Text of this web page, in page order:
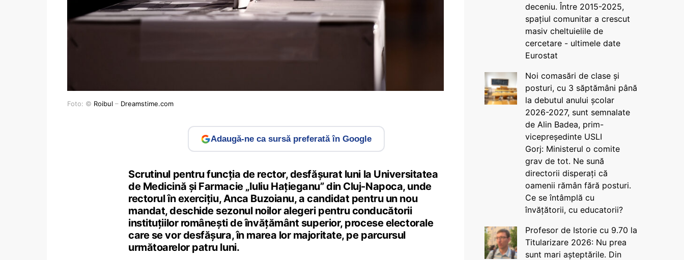
Foto: © Roibul – Dreamstime.com
Adaugă-ne ca sursă preferată în Google
Scrutinul pentru funcția de rector, desfășurat luni la Universitatea
de Medicină și Farmacie „Iuliu Hațieganu” din Cluj-Napoca, unde
rectorul în exercițiu, Anca Buzoianu, a candidat pentru un nou
mandat, deschide sezonul noilor alegeri pentru conducătorii
instituțiilor românești de învățământ superior, procese electorale
care se vor desfășura, în marea lor majoritate, pe parcursul
următoarelor patru luni.
deceniu. Între 2015-2025,
spațiul comunitar a crescut
masiv cheltuielile de
cercetare - ultimele date
Eurostat
Noi comasări de clase și
posturi, cu 3 săptămâni până
la debutul anului școlar
2026-2027, sunt semnalate
de Alin Badea, prim-
vicepreședinte USLI
Gorj: Ministerul o comite
grav de tot. Ne sună
directorii disperați că
oamenii rămân fără posturi.
Ce se întâmplă cu
învățătorii, cu educatorii?
Profesor de Istorie cu 9.70 la
Titularizare 2026: Nu prea
sunt mari așteptările. Din